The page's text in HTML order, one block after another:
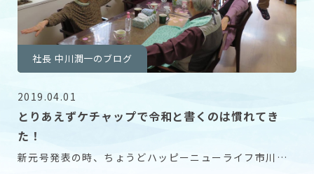
社長 中川潤一のブログ
2019.04.01
とりあえずケチャップで令和と書くのは慣れてき
た！
新元号発表の時、ちょうどハッピーニューライフ市川真